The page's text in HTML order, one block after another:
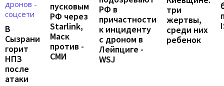
В
Сызрани
горит
НПЗ
после
атаки
пусковым
РФ через
Starlink,
Маск
против -
СМИ
РФ в
причастности
к инциденту
с дроном в
Лейпциге -
WSJ
три
жертвы,
среди них
ребенок